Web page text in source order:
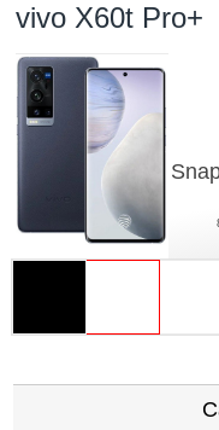
vivo X60t Pro+